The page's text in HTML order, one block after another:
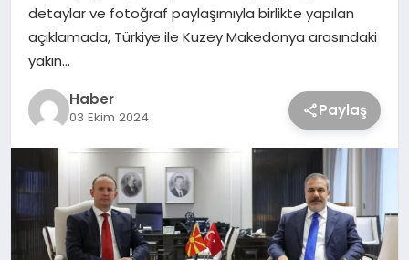
detaylar ve fotoğraf paylaşımıyla birlikte yapılan
açıklamada, Türkiye ile Kuzey Makedonya arasındaki
yakın…
Haber
03 Ekim 2024 Paylaş